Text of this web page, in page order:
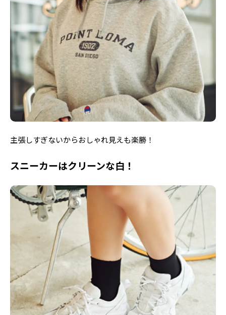
主張しすぎないからおしゃれ見えも楽勝！
スニーカーはクリーンな白！